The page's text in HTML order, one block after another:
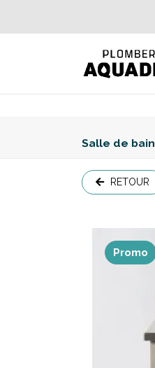
Salle de bain
RETOUR
Promo